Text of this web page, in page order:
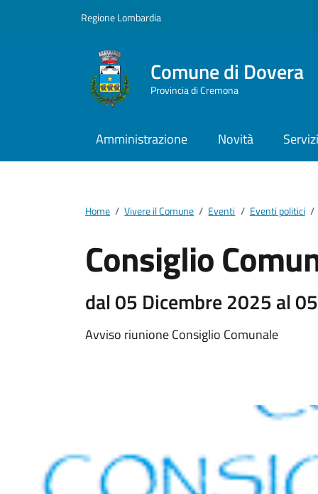
Regione Lombardia
Comune di Dovera
Provincia di Cremona
Amministrazione Novità
Home / Vivere il Comune / Eventi / Eventi politici /
Consiglio
dal 05 Dicembre 2025 al
Avviso riunione Consiglio Comunale